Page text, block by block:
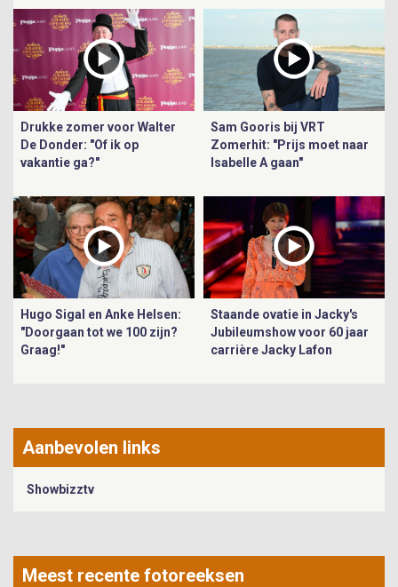
Drukke zomer voor Walter
De Donder: "Of ik op
vakantie ga?"
Sam Gooris bij VRT
Zomerhit: "Prijs moet naar
Isabelle A gaan"
Hugo Sigal en Anke Helsen:
"Doorgaan tot we 100 zijn?
Graag!"
Staande ovatie in Jacky's
Jubileumshow voor 60 jaar
carrière Jacky Lafon
Aanbevolen links
Showbizztv
Meest recente fotoreeksen